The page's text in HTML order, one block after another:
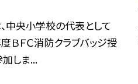
中央小学校の代表として
ＢＦＣ消防クラブバッジ授
しま...